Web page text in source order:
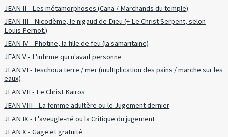
JEAN II - Les métamorphoses (Cana / Marchands du temple)
JEAN III - Nicodème, le nigaud de Dieu (+ Le Christ Serpent, selon
Louis Pernot.)
JEAN IV - Photine, la fille de feu (la samaritaine)
JEAN V - L'infirme qui n'avait personne
JEAN VI - Ieschoua terre / mer (multiplication des pains / marche sur les
eaux)
JEAN VII - Le Christ Kairos
JEAN VIII - La femme adultère ou le Jugement dernier
JEAN IX - L'aveugle-né ou la Critique du jugement
JEAN X - Gage et gratuité